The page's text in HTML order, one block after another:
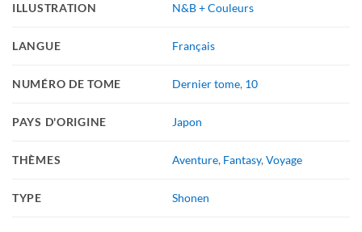
ILLUSTRATION N&B + Couleurs
LANGUE Français
NUMÉRO DE TOME Dernier tome, 10
PAYS D'ORIGINE Japon
THÈMES Aventure, Fantasy,Voyage
TYPE Shonen